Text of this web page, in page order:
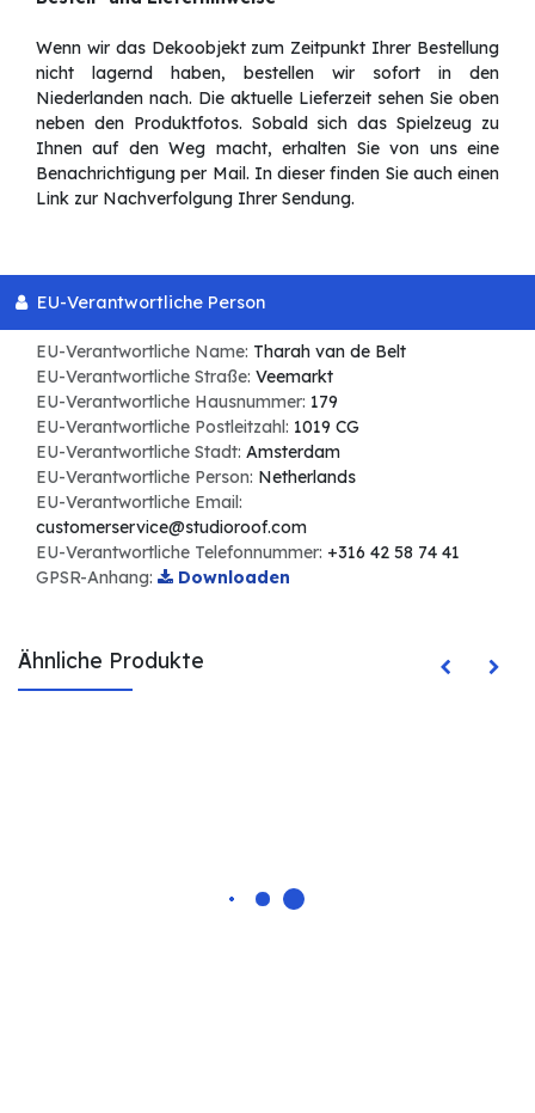
Wenn wir das Dekoobjekt zum Zeitpunkt Ihrer Bestellung
nicht lagernd haben, bestellen wir sofort in den
Niederlanden nach. Die aktuelle Lieferzeit sehen Sie oben
neben den Produktfotos. Sobald sich das Spielzeug zu
Ihnen auf den Weg macht, erhalten Sie von uns eine
Benachrichtigung per Mail. In dieser finden Sie auch einen
Link zur Nachverfolgung Ihrer Sendung.
EU-Verantwortliche Person
EU-Verantwortliche Name: Tharah van de Belt
EU-Verantwortliche Straße: Veemarkt
EU-Verantwortliche Hausnummer: 179
EU-Verantwortliche Postleitzahl: 1019 CG
EU-Verantwortliche Stadt: Amsterdam
EU-Verantwortliche Person: Netherlands
EU-Verantwortliche Email:
customerservice@studioroof.com
EU-Verantwortliche Telefonnummer: +316 42 58 74 41
GPSR-Anhang:
Downloaden
Ähnliche Produkte